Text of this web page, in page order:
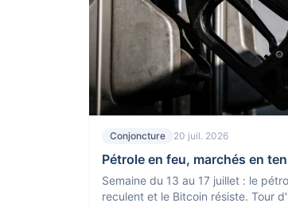
Conjoncture 20 juil. 2026
Pétrole en feu, marchés en
Semaine du 13 au 17 juillet : le
reculent et le Bitcoin résiste. Tour